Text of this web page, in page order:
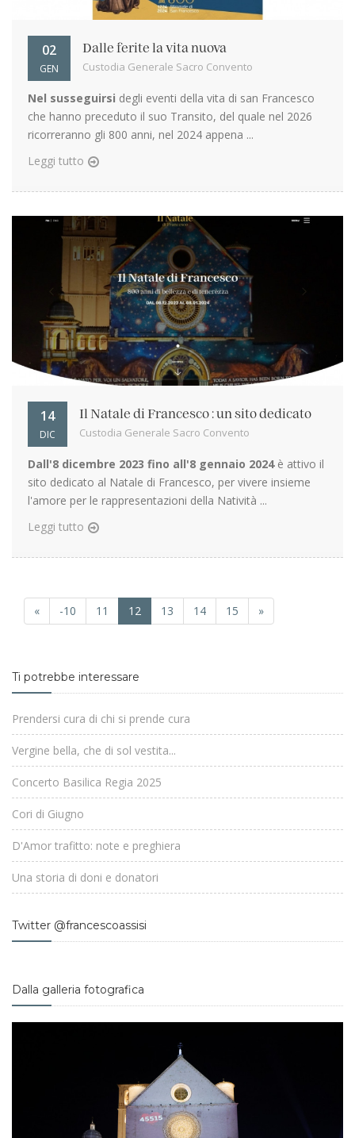
02
GEN
Dalle ferite la vita nuova
Custodia Generale Sacro Convento
Nel susseguirsi degli eventi della vita di san Francesco
che hanno preceduto il suo Transito, del quale nel 2026
ricorreranno gli 800 anni, nel 2024 appena ...
Leggi tutto
14
DIC
Il Natale di Francesco : un sito dedicato
Custodia Generale Sacro Convento
Dall'8 dicembre 2023 fino all'8 gennaio 2024è attivo il
sito dedicato al Natale di Francesco, per vivere insieme
l'amore per le rappresentazioni della Natività ...
Leggi tutto
« -10 11 12 13 14 15 »
Ti potrebbe interessare
Prendersi cura di chi si prende cura
Vergine bella, che di sol vestita...
Concerto Basilica Regia 2025
Cori di Giugno
D'Amor trafitto: note e preghiera
Una storia di doni e donatori
Twitter @francescoassisi
Dalla galleria fotografica